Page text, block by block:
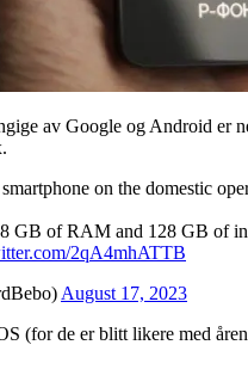
av Google og Android er
on the domestic
GB of RAM and 128 GB of
2qA4mhATTB
August 17, 2023
(for de er blitt likere med